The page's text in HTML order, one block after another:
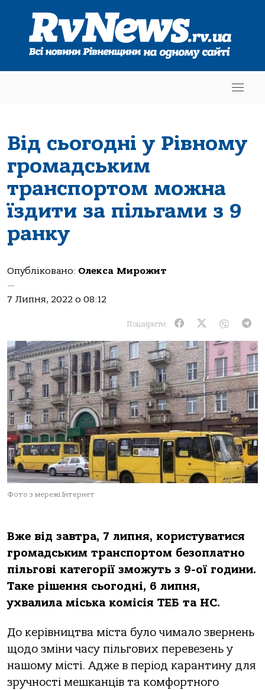
Від сьогодні у Рівному
громадським
транспортом можна
їздити за пільгами з 9
ранку
Опубліковано: Олекса Мирожит
—
7 Липня, 2022 о 08:12
Поширити:
Фото з мережі Інтернет
Вже від завтра, 7 липня, користуватися
громадським транспортом безоплатно
пільгові категорії зможуть з 9-ої години.
Таке рішення сьогодні, 6 липня,
ухвалила міська комісія ТЕБ та НС.
До керівництва міста було чимало звернень
щодо зміни часу пільгових перевезень у
нашому місті. Адже в період карантину для
зручності мешканців та комфортного